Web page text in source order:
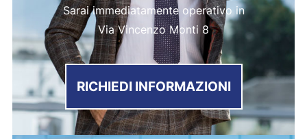
Sarai immediatamente operativo in
Via Vincenzo Monti 8
RICHIEDI INFORMAZIONI